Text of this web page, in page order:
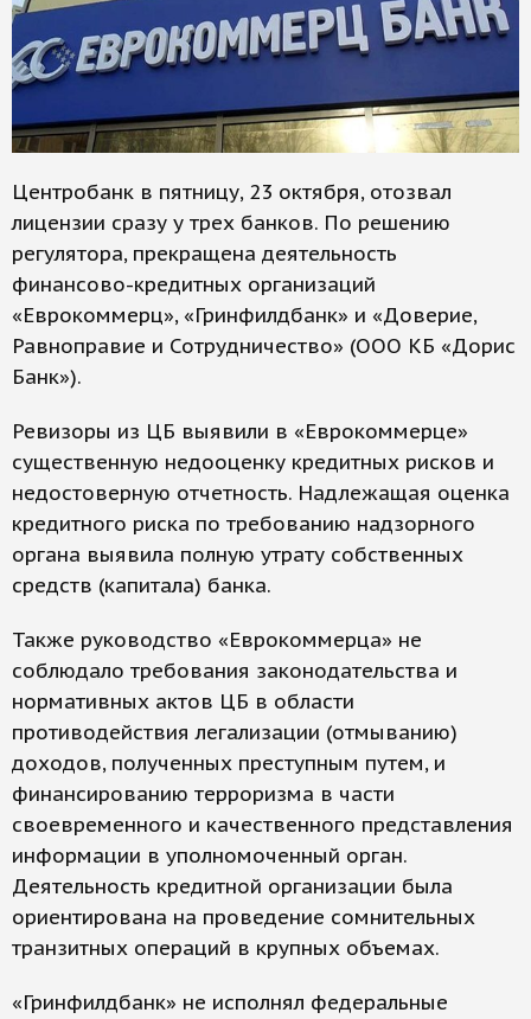
Центробанк в пятницу, 23 октября, отозвал
лицензии сразу у трех банков. По решению
регулятора, прекращена деятельность
финансово-кредитных организаций
«Еврокоммерц», «Гринфилдбанк» и «Доверие,
Равноправие и Сотрудничество» (ООО КБ «Дорис
Банк»).
Ревизоры из ЦБ выявили в «Еврокоммерце»
существенную недооценку кредитных рисков и
недостоверную отчетность. Надлежащая оценка
кредитного риска по требованию надзорного
органа выявила полную утрату собственных
средств (капитала) банка.
Также руководство «Еврокоммерца» не
соблюдало требования законодательства и
нормативных актов ЦБ в области
противодействия легализации (отмыванию)
доходов, полученных преступным путем, и
финансированию терроризма в части
своевременного и качественного представления
информации в уполномоченный орган.
Деятельность кредитной организации была
ориентирована на проведение сомнительных
транзитных операций в крупных объемах.
«Гринфилдбанк» не исполнял федеральные